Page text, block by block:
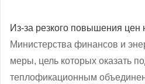
Из-за резкого повышения цен
Министерства финансов и
меры, цель которых оказать
теплофикационным